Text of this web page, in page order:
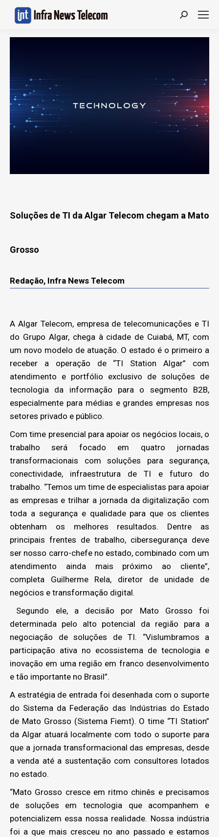
Search:
Soluções de TI da Algar Telecom chegam a Mato
Grosso
Redação, Infra News Telecom
A Algar Telecom, empresa de telecomunicações e TI
do Grupo Algar, chega à cidade de Cuiabá, MT, com
um novo modelo de atuação. O estado é o primeiro a
receber a operação de “TI Station Algar” com
atendimento e portfólio exclusivo de soluções de
tecnologia da informação para o segmento B2B,
especialmente para médias e grandes empresas nos
setores privado e público.
Com time presencial para apoiar os negócios locais, o
trabalho será focado em quatro jornadas
transformacionais com soluções para segurança,
conectividade, infraestrutura de TI e futuro do
trabalho. “Temos um time de especialistas para apoiar
as empresas e trilhar a jornada da digitalização com
toda a segurança e qualidade para que os clientes
obtenham os melhores resultados. Dentre as
principais frentes de trabalho, cibersegurança deve
ser nosso carro-chefe no estado, combinado com um
atendimento ainda mais próximo ao cliente”,
completa Guilherme Rela, diretor de unidade de
negócios e transformação digital.
Segundo ele, a decisão por Mato Grosso foi
determinada pelo alto potencial da região para a
negociação de soluções de TI. “Vislumbramos a
participação ativa no ecossistema de tecnologia e
inovação em uma região em franco desenvolvimento
e tão importante no Brasil”.
A estratégia de entrada foi desenhada com o suporte
do Sistema da Federação das Indústrias do Estado
de Mato Grosso (Sistema Fiemt). O time “TI Station”
da Algar atuará localmente com todo o suporte para
que a jornada transformacional das empresas, desde
a venda até a sustentação com consultores lotados
no estado.
“Mato Grosso cresce em ritmo chinês e precisamos
de soluções em tecnologia que acompanhem e
potencializem essa nossa realidade. Nossa indústria
foi a que mais cresceu no ano passado e estamos